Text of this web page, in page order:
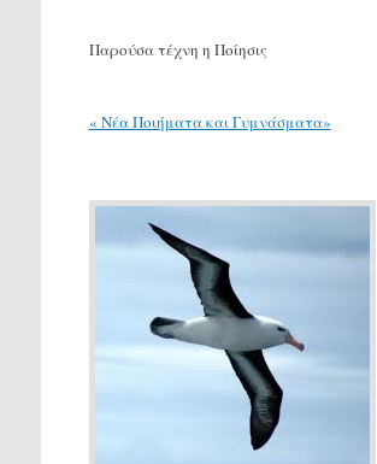
Παρούσα τέχνη η Ποίησις
« Νέα Ποιήματα και Γυμνάσματα»